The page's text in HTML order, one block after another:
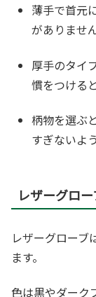
薄手で首元
がありません
厚手のタイ
慣をつける
柄物を選ぶ
すぎないよ
レザーグロ
レザーグローブ
ます。
色は黒やダーク